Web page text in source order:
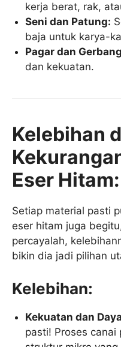
kerja berat, rak,
Seni dan Patung:
baja untuk karya-
Pagar dan
dan kekuatan.
Kelebihan
Eser Hitam:
Setiap material pasti
eser hitam juga
percayalah,
bikin dia jadi pilihan
Kelebihan:
Kekuatan dan
pasti! Proses canai